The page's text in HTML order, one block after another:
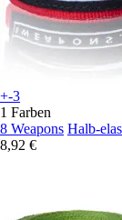
+-3
1 Farben
8 Weapons Halb-
8,92 €